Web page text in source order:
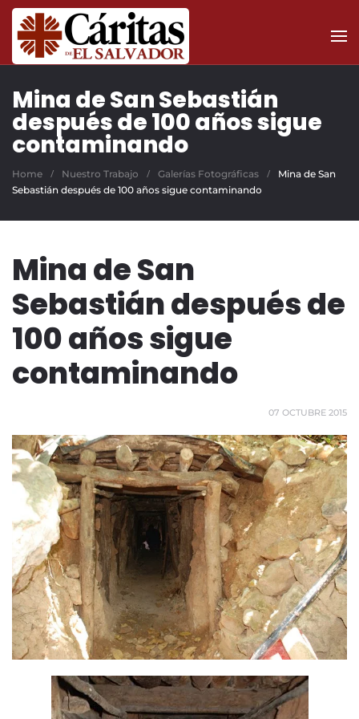
Skip to main content
Mina de San Sebastián
después de 100 años sigue
contaminando
Home Nuestro Trabajo Galerías Fotográficas
Mina de San
Sebastián después de 100 años sigue contaminando
Mina de San
Sebastián después de
100 años sigue
contaminando
07 OCTUBRE 2015
Ver